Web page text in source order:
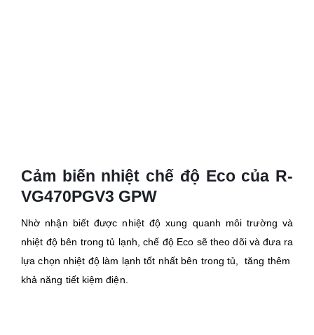
Cảm biến nhiệt chế độ Eco của R-
VG470PGV3 GPW
Nhờ nhận biết được nhiệt độ xung quanh môi trường và
nhiệt độ bên trong tủ lạnh, chế độ Eco sẽ theo dõi và đưa ra
lựa chọn nhiệt độ làm lạnh tốt nhất bên trong tủ, tăng thêm
khả năng tiết kiệm điện.